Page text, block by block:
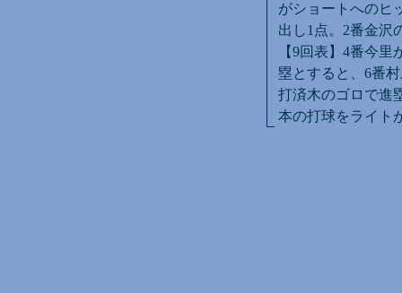
がショートへのヒ
出し1点。2番金沢
【9回表】4番今
塁とすると、6番
打済木のゴロで進
本の打球をライト